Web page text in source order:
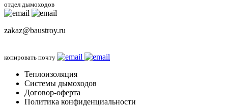
отдел дымоходов
zakaz@baustroy.ru
копировать почту
Теплоизоляция
Системы дымоходов
Договор-оферта
Политика конфиденциальности